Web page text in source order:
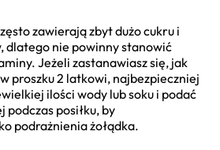
zawierają zbyt dużo cukru i
dlatego nie powinny stanowić
Jeżeli zastanawiasz się, jak
proszku 2 latkowi, najbezpieczniej
ilości wody lub soku i podać
posiłku, by
podrażnienia żołądka.